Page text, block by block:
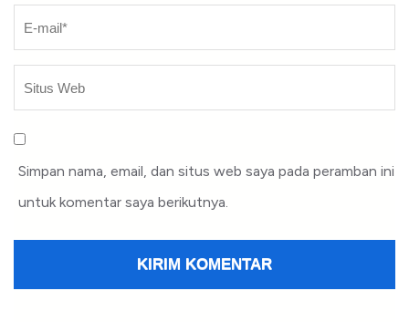
Simpan nama, email, dan situs web saya pada peramban ini
untuk komentar saya berikutnya.